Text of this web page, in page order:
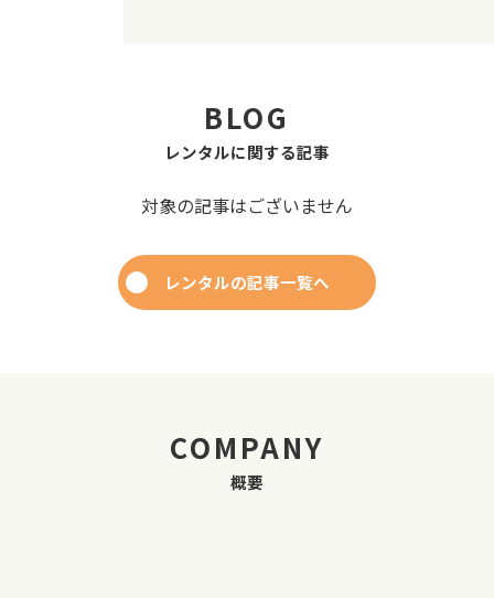
BLOG
レンタルに関する記事
対象の記事はございません
レンタルの記事一覧へ
COMPANY
概要